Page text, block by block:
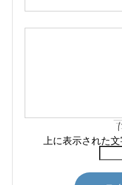
上に表示された